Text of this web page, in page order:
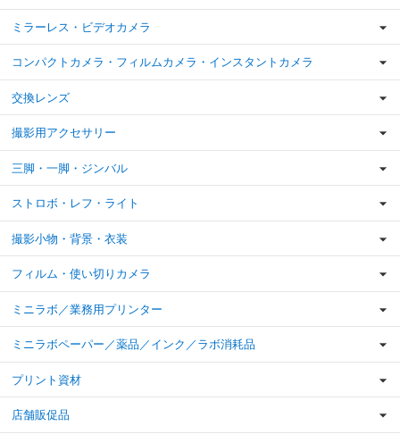
ミラーレス・ビデオカメラ
コンパクトカメラ・フィルムカメラ・インスタントカメラ
交換レンズ
撮影用アクセサリー
三脚・一脚・ジンバル
ストロボ・レフ・ライト
撮影小物・背景・衣装
フィルム・使い切りカメラ
ミニラボ／業務用プリンター
ミニラボペーパー／薬品／インク／ラボ消耗品
プリント資材
店舗販促品